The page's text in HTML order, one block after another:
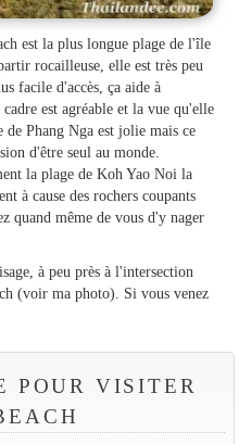
est la plus longue plage de l'île
rocailleuse, elle est très peu
facile d'accès, ça aide à
est agréable et la vue qu'elle
Phang Nga est jolie mais ce
d'être seul au monde.
la plage de Koh Yao Noi la
à cause des rochers coupants
quand même de vous d'y nager
à peu près à l'intersection
(voir ma photo). Si vous venez
POUR VISITER